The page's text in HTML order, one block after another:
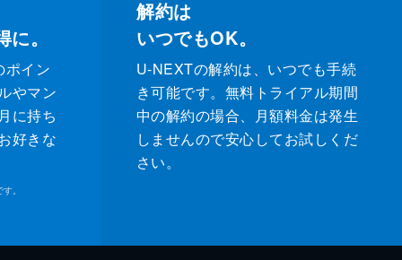
。
ポイン
やマン
に持ち
好きな
。
解約は
いつでもOK。
U-NEXTの解約は、いつでも手続
き可能です。無料トライアル期間
中の解約の場合、月額料金は発生
しませんので安心してお試しくだ
さい。